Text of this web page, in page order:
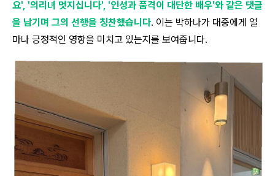
요', '의리녀 멋지십니다', '인성과 품격이 대단한 배우'와 같은 댓글
을 남기며 그의 선행을 칭찬했습니다. 이는 박하나가 대중에게 얼
마나 긍정적인 영향을 미치고 있는지를 보여줍니다.